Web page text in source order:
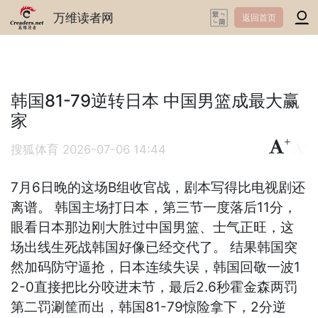
万维读者网 返回首页
韩国81-79逆转日本 中国男篮成最大赢
家
搜狐体育 2026-07-06 14:44
+
7月6日晚的这场B组收官战，剧本写得比电视剧还
离谱。 韩国主场打日本，第三节一度落后11分，
眼看日本那边刚大胜过中国男篮、士气正旺，这
场出线生死战韩国好像已经交代了。 结果韩国突
然加码防守逼抢，日本连续失误，韩国回敬一波1
2-0直接把比分咬进末节，最后2.6秒霍金森两罚
第二罚涮筐而出，韩国81-79惊险拿下，2分逆